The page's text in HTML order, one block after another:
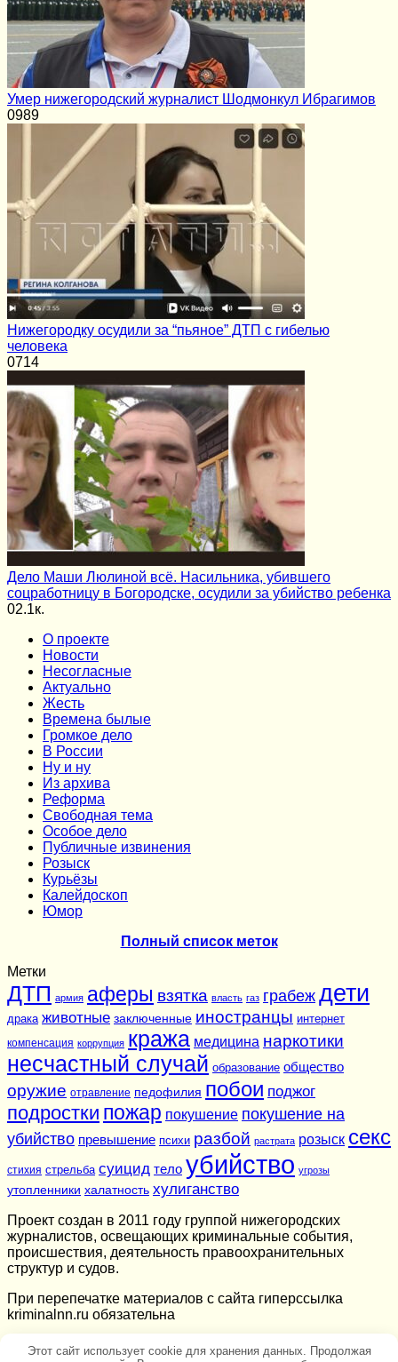
Умер нижегородский журналист Шодмонкул Ибрагимов
0989
Нижегородку осудили за “пьяное” ДТП с гибелью
человека
0714
Дело Маши Люлиной всё. Насильника, убившего
соцработницу в Богородске, осудили за убийство ребенка
02.1к.
О проекте
Новости
Несогласные
Актуально
Жесть
Времена былые
Громкое дело
В России
Ну и ну
Из архива
Реформа
Cвободная тема
Особое дело
Публичные извинения
Розыск
Курьёзы
Калейдоскоп
Юмор
Полный список меток
Метки
ДТП армия аферы взятка власть газ грабеж дети
драка животные заключенные иностранцы интернет
компенсация коррупция кража медицина наркотики
несчастный случай образование общество
оружие отравление педофилия побои поджог
подростки пожар покушение покушение на
убийство превышение психи разбой растрата розыск секс
стихия стрельба суицид тело убийство угрозы
утопленники халатность хулиганство
Проект создан в 2011 году группой нижегородских
журналистов, освещающих криминальные события,
происшествия, деятельность правоохранительных
структур и судов.
При перепечатке материалов c сайта гиперссылка
kriminalnn.ru обязательна
Этот сайт использует cookie для хранения данных. Продолжая